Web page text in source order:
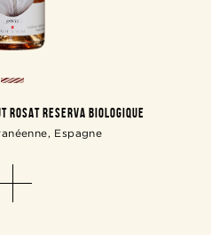
ROSAT RESERVA BIOLOGIQUE
Espagne